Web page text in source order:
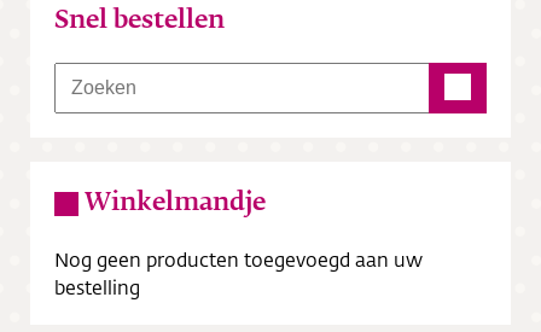
Snel bestellen
Winkelmandje
Nog geen producten toegevoegd aan uw
bestelling